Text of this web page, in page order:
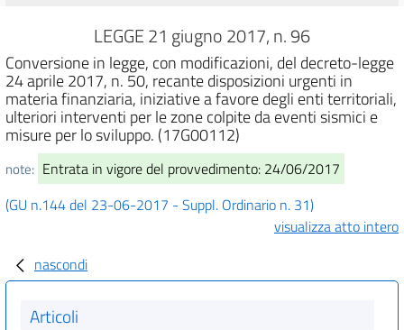
LEGGE 21 giugno 2017, n. 96
Conversione in legge, con modificazioni, del decreto-legge
24 aprile 2017, n. 50, recante disposizioni urgenti in
materia finanziaria, iniziative a favore degli enti territoriali,
ulteriori interventi per le zone colpite da eventi sismici e
misure per lo sviluppo. (17G00112)
note: Entrata in vigore del provvedimento: 24/06/2017
(GU n.144 del 23-06-2017 - Suppl. Ordinario n. 31)
visualizza atto intero
nascondi
Articoli